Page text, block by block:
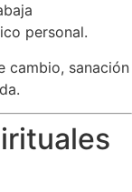
personal.
cambio, sanación